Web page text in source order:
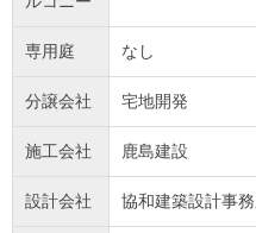
専用庭 なし
分譲会社 宅地開発
施工会社 鹿島建設
設計会社 協和建築設計事